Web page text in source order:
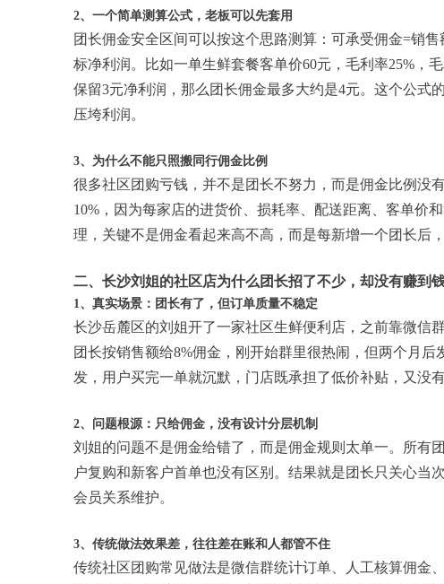
2、一个简单测算公式，老板可以先套用
团长佣金安全区间可以按这个思路测算：可承受佣金=销
标净利润。比如一单生鲜套餐客单价60元，毛利率25%，
保留3元净利润，那么团长佣金最多大约是4元。这个公式
压垮利润。
3、为什么不能只照搬同行佣金比例
很多社区团购亏钱，并不是团长不努力，而是佣金比例没
10%，因为每家店的进货价、损耗率、配送距离、客单价
理，关键不是佣金看起来高不高，而是每新增一个团长后
二、长沙刘姐的社区店为什么团长招了不少，却没有赚到
1、真实场景：团长有了，但订单质量不稳定
长沙岳麓区的刘姐开了一家社区生鲜便利店，之前靠微信
团长按销售额给8%佣金，刚开始群里很热闹，但两个月
发，用户买完一单就沉默，门店既承担了低价补贴，又没有
2、问题根源：只给佣金，没有设计分层机制
刘姐的问题不是佣金给错了，而是佣金规则太单一。所有
户复购和新客户首单也没有区别。结果就是团长只关心当
会员关系维护。
3、传统做法效果差，往往差在账和人都管不住
传统社区团购常见做法是微信群统计订单、人工核算佣金